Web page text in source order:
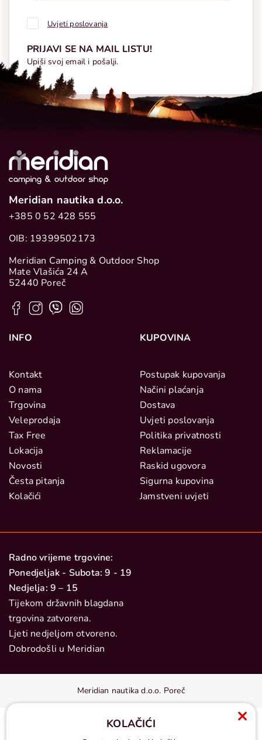
Uvjeti poslovanja
PRIJAVI SE NA MAIL LISTU!
Upiši svoj email i pošalji.
Meridian nautika d.o.o.
+385 0 52 428 555
OIB: 19399502173
Meridian Camping & Outdoor Shop
Mate Vlašića 24 A
52440 Poreč
INFO
Kontakt
O nama
Trgovina
Veleprodaja
Tax Free
Lokacija
Novosti
Česta pitanja
Kolačići
KUPOVINA
Postupak kupovanja
Načini plaćanja
Dostava
Uvjeti poslovanja
Politika privatnosti
Reklamacije
Raskid ugovora
Sigurna kupovina
Jamstveni uvjeti
Radno vrijeme trgovine:
Ponedjeljak - Subota: 9 - 19
Nedjelja: 9 – 15
Tijekom državnih blagdana
trgovina zatvorena.
Ljeti nedjeljom otvoreno.
Dobrodošli u Meridian
Meridian nautika d.o.o. Poreč
KOLAČIĆI